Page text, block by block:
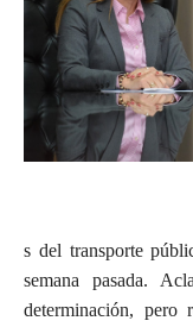
s del transporte
semana pasada.
determinación, pero